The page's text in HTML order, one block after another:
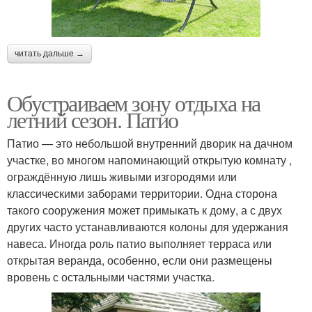
читать дальше →
Обустраиваем зону отдыха на
летний сезон. Патио
Патио — это небольшой внутренний дворик на дачном
участке, во многом напоминающий открытую комнату ,
ограждённую лишь живыми изгородями или
классическими заборами территории. Одна сторона
такого сооружения может примыкать к дому, а с двух
других часто устанавливаются колоны для удержания
навеса. Иногда роль патио выполняет терраса или
открытая веранда, особенно, если они размещены
вровень с остальными частями участка.